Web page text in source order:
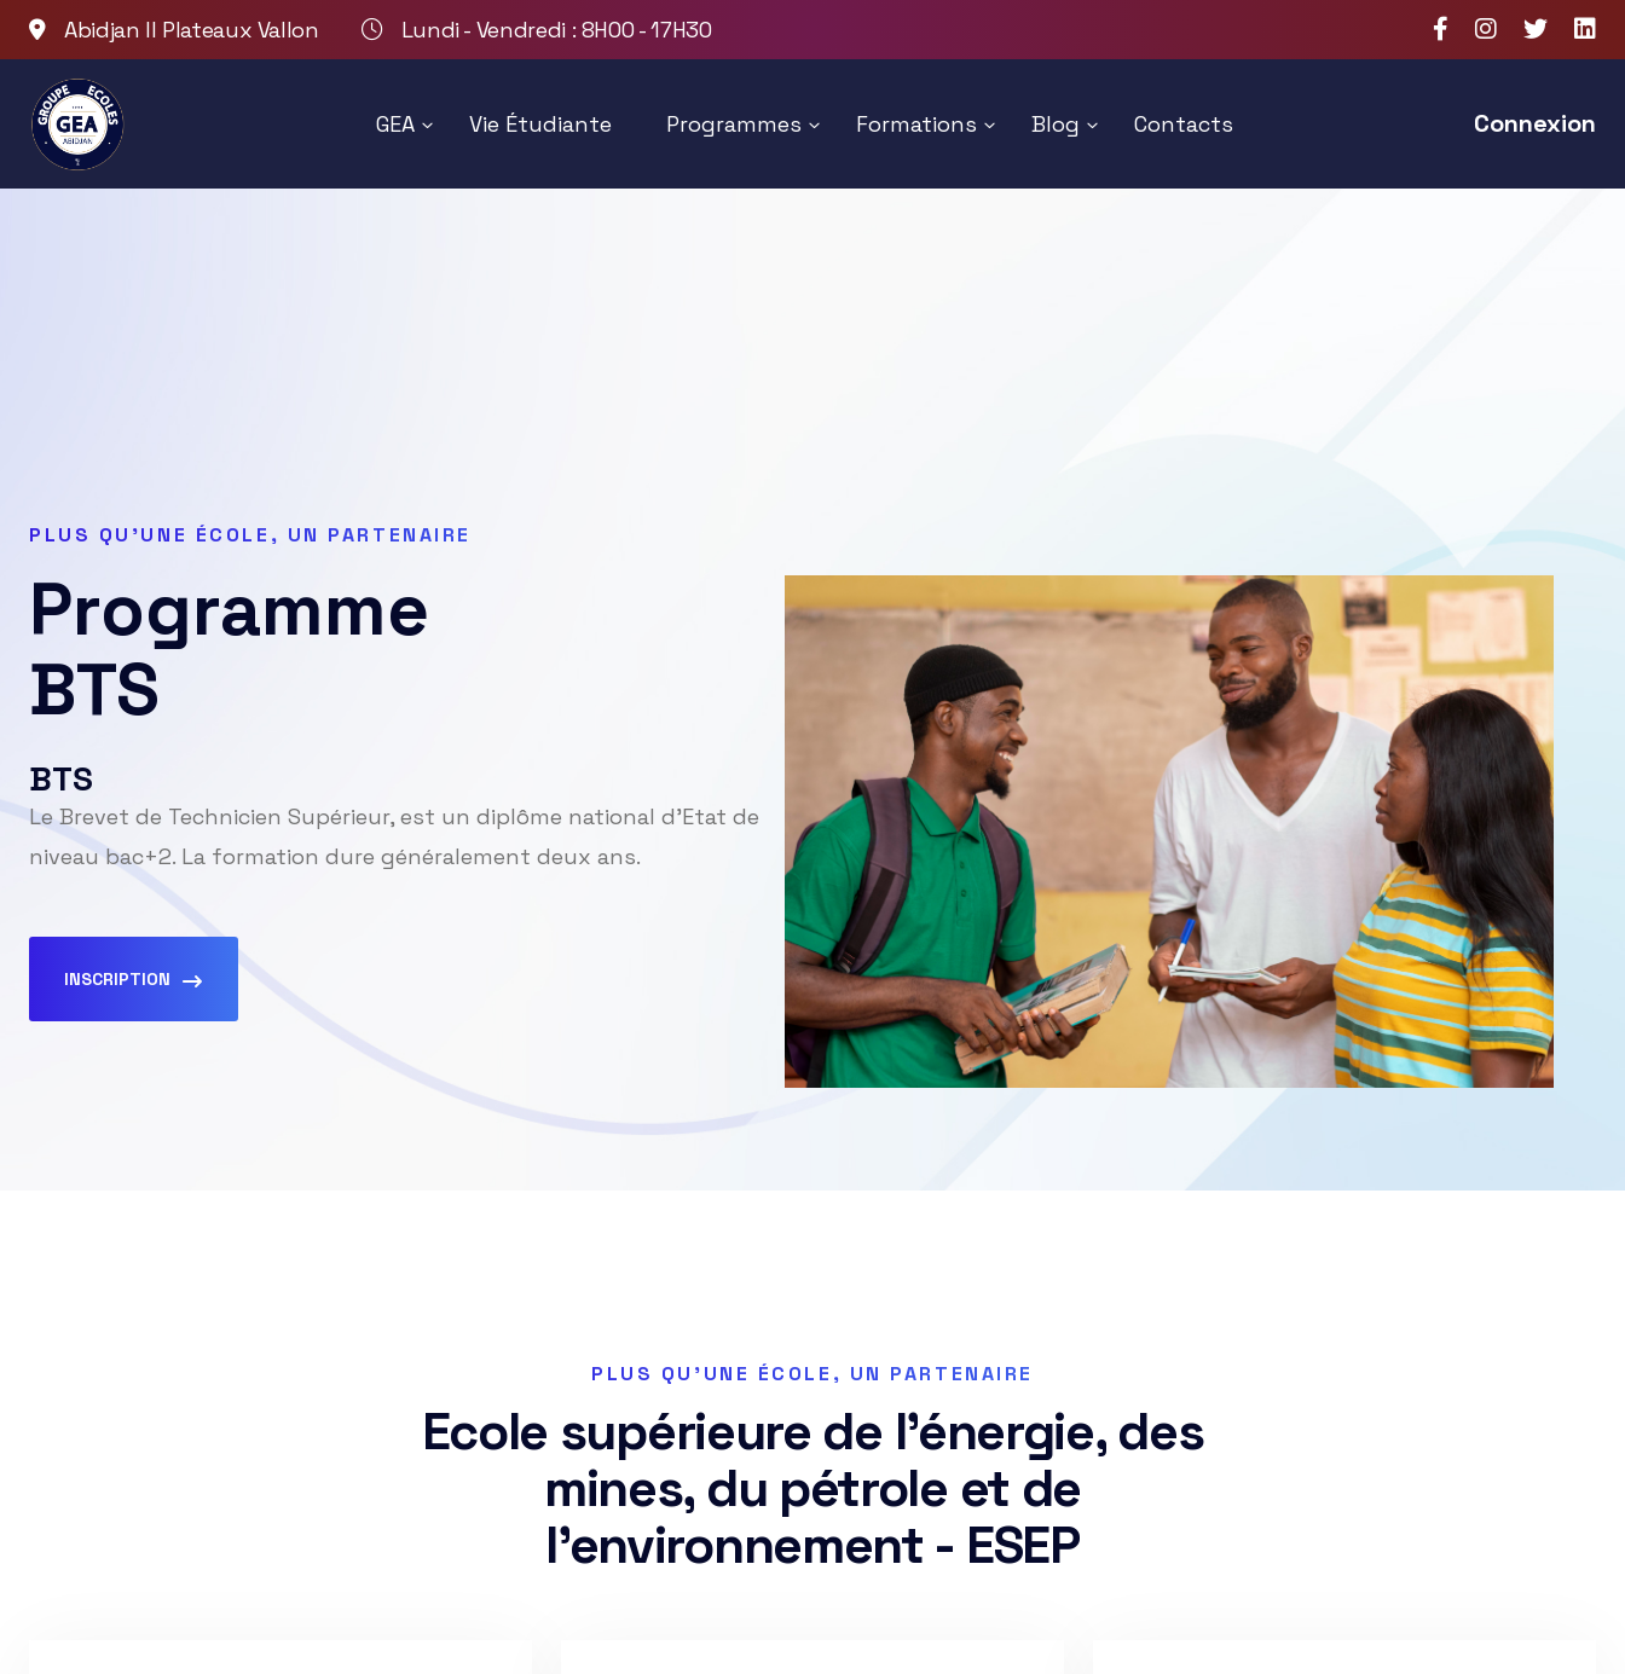
Abidjan II Plateaux Vallon Lundi - Vendredi : 8H00 - 17H30
GEA Vie Étudiante Programmes Formations Blog Contacts Connexion
PLUS QU'UNE ÉCOLE, UN PARTENAIRE
Programme
BTS
BTS
Le Brevet de Technicien Supérieur, est un diplôme national d'Etat de
niveau bac+2. La formation dure généralement deux ans.
INSCRIPTION
PLUS QU'UNE ÉCOLE, UN PARTENAIRE
Ecole supérieure de l’énergie, des
mines, du pétrole et de
l’environnement - ESEP